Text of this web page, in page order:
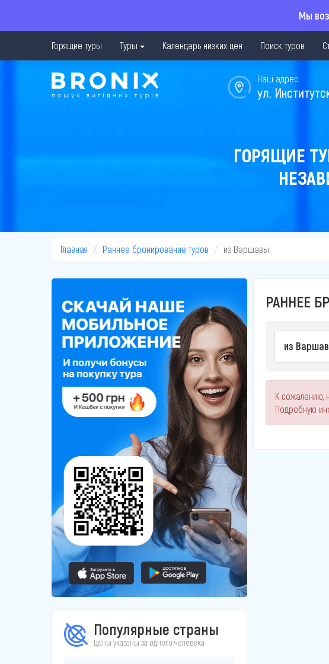
Мы
Горящие туры Туры Календарь низких цен Поиск туров
Наш адрес
ул.
ГОРЯЩИЕ
Главная Раннее бронирование туров из Варшавы
Популярные страны
Цены указаны за одного человека
РАННЕЕ
из
К сожалению,
Подробную